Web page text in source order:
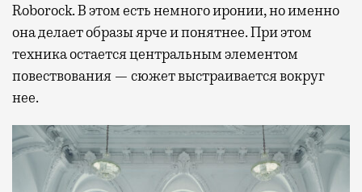
Roborock. В этом есть немного иронии, но именно
она делает образы ярче и понятнее. При этом
техника остается центральным элементом
повествования — сюжет выстраивается вокруг
нее.